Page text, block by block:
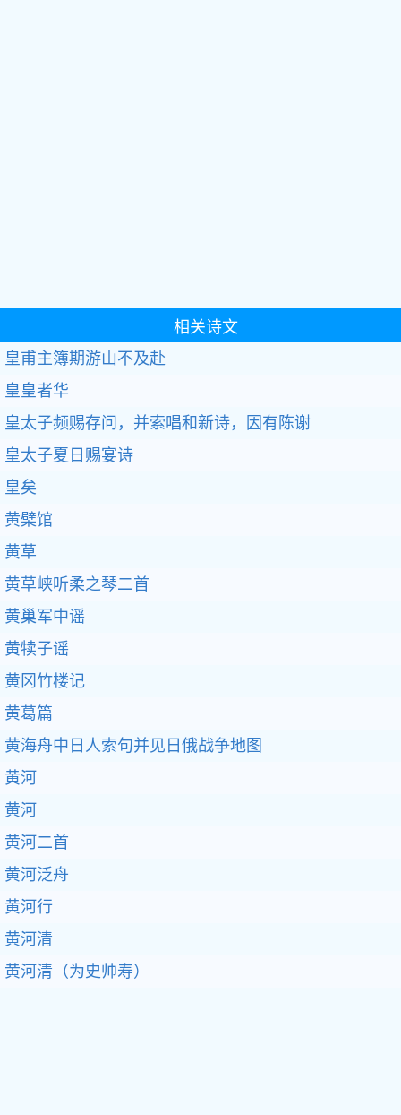
相关诗文
皇甫主簿期游山不及赴
皇皇者华
皇太子频赐存问，并索唱和新诗，因有陈谢
皇太子夏日赐宴诗
皇矣
黄檗馆
黄草
黄草峡听柔之琴二首
黄巢军中谣
黄犊子谣
黄冈竹楼记
黄葛篇
黄海舟中日人索句并见日俄战争地图
黄河
黄河
黄河二首
黄河泛舟
黄河行
黄河清
黄河清（为史帅寿）